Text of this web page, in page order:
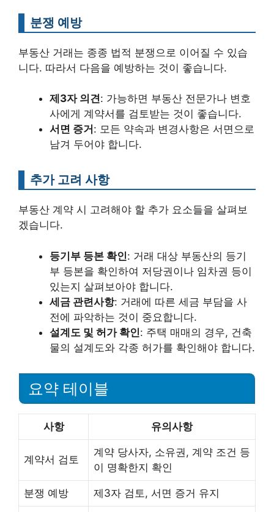
분쟁 예방
부동산 거래는 종종 법적 분쟁으로 이어질 수 있습
니다. 따라서 다음을 예방하는 것이 좋습니다.
제3자 의견: 가능하면 부동산 전문가나 변호
사에게 계약서를 검토받는 것이 좋습니다.
서면 증거 : 모든 약속과 변경사항은 서면으로
남겨 두어야 합니다.
추가 고려 사항
부동산 계약 시 고려해야 할 추가 요소들을 살펴보
겠습니다.
등기부 등본 확인: 거래 대상 부동산의 등기
부 등본을 확인하여 저당권이나 임차권 등이
있는지 살펴보아야 합니다.
세금 관련사항: 거래에 따른 세금 부담을 사
전에 파악하는 것이 중요합니다.
설계도 및 허가 확인: 주택 매매의 경우, 건축
물의 설계도와 각종 허가를 확인해야 합니다.
요약 테이블
사항 유의사항
계약서 검토
계약 당사자, 소유권, 계약 조건 등
이 명확한지 확인
분쟁 예방 제3자 검토, 서면 증거 유지